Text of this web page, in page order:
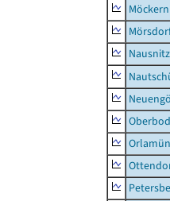
Möckern
Nausnitz